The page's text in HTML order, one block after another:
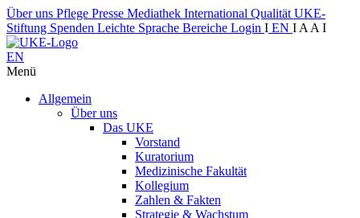
Über uns Pflege Presse Mediathek International Qualität UKE-
Stiftung Spenden Leichte Sprache Bereiche Login I EN I A A I
EN
Menü
Allgemein
Über uns
Das UKE
Vorstand
Kuratorium
Medizinische Fakultät
Kollegium
Zahlen & Fakten
Strategie & Wachstum